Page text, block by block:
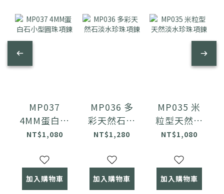
MP037
4MM蛋白石
小型圓珠項
NT$1,080
加入購物車
MP036 多
彩天然石淡
水珍珠項鍊
NT$1,280
加入購物車
MP035 米
粒型天然淡
水珍珠項鍊
NT$1,080
加入購物車